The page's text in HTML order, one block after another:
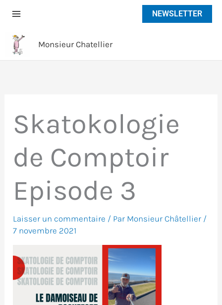
NEWSLETTER
Monsieur Chatellier
Skatokologie
de Comptoir
Episode 3
Laisser un commentaire / Par Monsieur Châtellier /
7 novembre 2021